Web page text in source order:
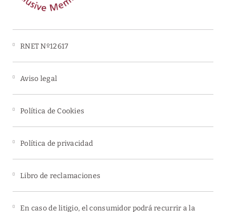
RNET Nº12617
Aviso legal
Política de Cookies
Política de privacidad
Libro de reclamaciones
En caso de litigio, el consumidor podrá recurrir a la